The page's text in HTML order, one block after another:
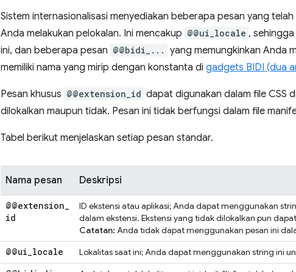
Sistem internasionalisasi menyediakan beberapa pesan yang
Anda melakukan pelokalan. Ini mencakup @@ui_locale ,
ini, dan beberapa pesan @@bidi_... yang memungkinkan Anda
memiliki nama yang mirip dengan konstanta di gadgets BIDI (dua
Pesan khusus @@extension_id dapat digunakan dalam file CSS
dilokalkan maupun tidak. Pesan ini tidak berfungsi dalam file
Tabel berikut menjelaskan setiap pesan standar.
Nama pesan Deskripsi
@@extension_
id
ID ekstensi atau aplikasi; Anda dapat menggunakan
dalam ekstensi. Ekstensi yang tidak dilokalkan pun
Catatan: Anda tidak dapat menggunakan pesan ini
@@ui_locale Lokalitas saat ini; Anda dapat menggunakan string ini